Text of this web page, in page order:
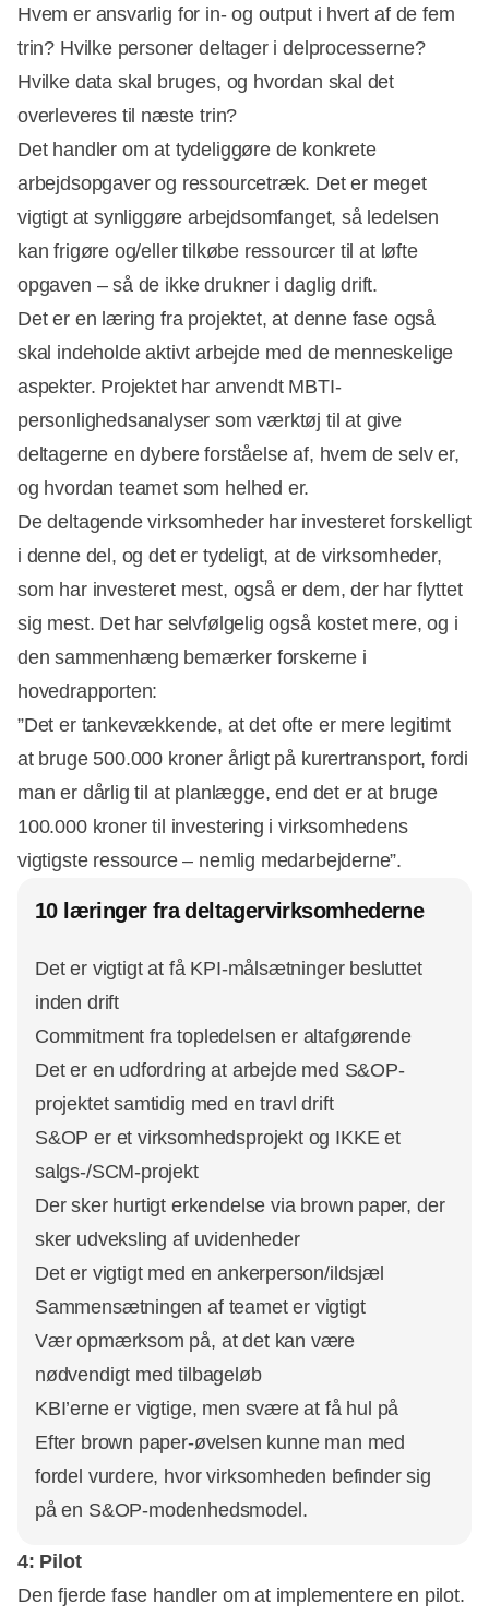
Hvem er ansvarlig for in- og output i hvert af de fem
trin? Hvilke personer deltager i delprocesserne?
Hvilke data skal bruges, og hvordan skal det
overleveres til næste trin?
Det handler om at tydeliggøre de konkrete
arbejdsopgaver og ressourcetræk. Det er meget
vigtigt at synliggøre arbejdsomfanget, så ledelsen
kan frigøre og/eller tilkøbe ressourcer til at løfte
opgaven – så de ikke drukner i daglig drift.
Det er en læring fra projektet, at denne fase også
skal indeholde aktivt arbejde med de menneskelige
aspekter. Projektet har anvendt MBTI-
personlighedsanalyser som værktøj til at give
deltagerne en dybere forståelse af, hvem de selv er,
og hvordan teamet som helhed er.
De deltagende virksomheder har investeret forskelligt
i denne del, og det er tydeligt, at de virksomheder,
som har investeret mest, også er dem, der har flyttet
sig mest. Det har selvfølgelig også kostet mere, og i
den sammenhæng bemærker forskerne i
hovedrapporten:
”Det er tankevækkende, at det ofte er mere legitimt
at bruge 500.000 kroner årligt på kurertransport, fordi
man er dårlig til at planlægge, end det er at bruge
100.000 kroner til investering i virksomhedens
vigtigste ressource – nemlig medarbejderne”.
10 læringer fra deltagervirksomhederne
Det er vigtigt at få KPI-målsætninger besluttet
inden drift
Commitment fra topledelsen er altafgørende
Det er en udfordring at arbejde med S&OP-
projektet samtidig med en travl drift
S&OP er et virksomhedsprojekt og IKKE et
salgs-/SCM-projekt
Der sker hurtigt erkendelse via brown paper, der
sker udveksling af uvidenheder
Det er vigtigt med en ankerperson/ildsjæl
Sammensætningen af teamet er vigtigt
Vær opmærksom på, at det kan være
nødvendigt med tilbageløb
KBI’erne er vigtige, men svære at få hul på
Efter brown paper-øvelsen kunne man med
fordel vurdere, hvor virksomheden befinder sig
på en S&OP-modenhedsmodel.
4: Pilot
Den fjerde fase handler om at implementere en pilot.